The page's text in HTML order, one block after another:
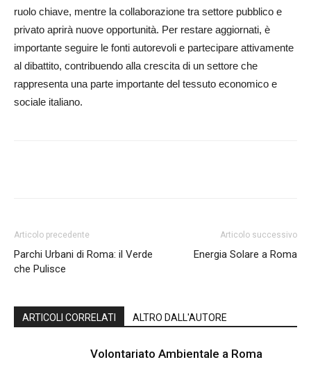
ruolo chiave, mentre la collaborazione tra settore pubblico e
privato aprirà nuove opportunità. Per restare aggiornati, è
importante seguire le fonti autorevoli e partecipare attivamente
al dibattito, contribuendo alla crescita di un settore che
rappresenta una parte importante del tessuto economico e
sociale italiano.
Articolo precedente
Parchi Urbani di Roma: il Verde
che Pulisce
Articolo successivo
Energia Solare a Roma
ARTICOLI CORRELATI ALTRO DALL'AUTORE
Volontariato Ambientale a Roma